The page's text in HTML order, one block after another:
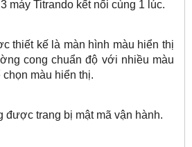
máy Titrando kết nối cùng 1 lúc.
thiết kế là màn hình màu hiển thị
cong chuẩn độ với nhiều màu
chọn màu hiển thị.
trang bị mật mã vận hành.